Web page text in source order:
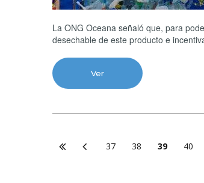
La ONG Oceana señaló que, para
desechable de este producto e
Ver
37 38 39 40